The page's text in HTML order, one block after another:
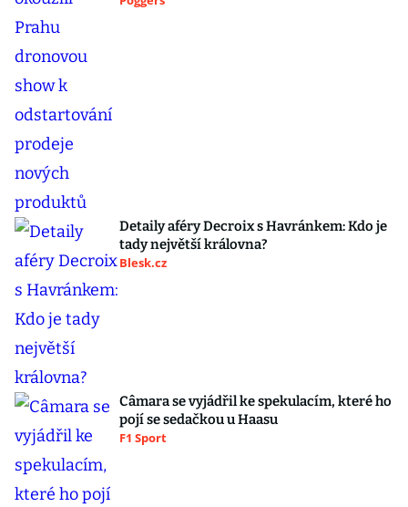
Detaily aféry Decroix s Havránkem: Kdo je
tady největší královna?
Blesk.cz
Câmara se vyjádřil ke spekulacím, které ho
pojí se sedačkou u Haasu
F1 Sport